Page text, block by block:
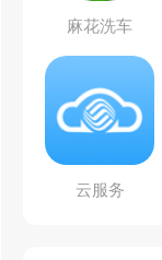
麻花洗车
云服务